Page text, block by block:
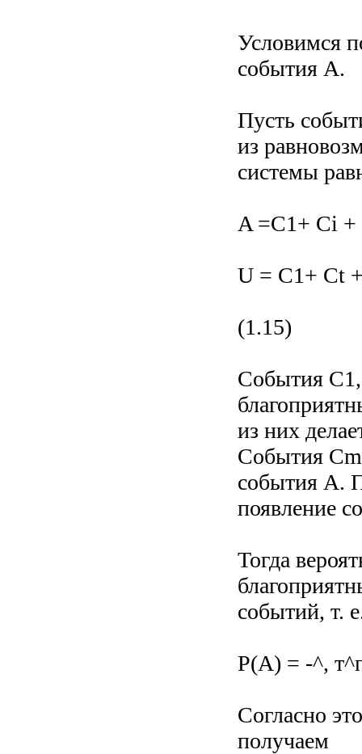
Условимся
события А.
Пусть
из
системы
A =C1+ Ci +
U = C1+ Ct
(1.15)
События
из них
События
события А.
появление
Тогда
событий, т.
P(A) = -^,
Согласно
получаем